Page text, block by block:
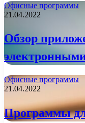
Офисные программы
21.04.2022
Обзор
Офисные программы
21.04.2022
Программы